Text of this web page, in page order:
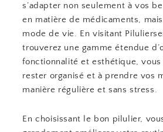
s’adapter non seulement à vos
en matière de médicaments,
mode de vie. En visitant
trouverez une gamme étendue
fonctionnalité et esthétique, vous
rester organisé et à prendre vos
manière régulière et sans stress.
En choisissant le bon pilulier,